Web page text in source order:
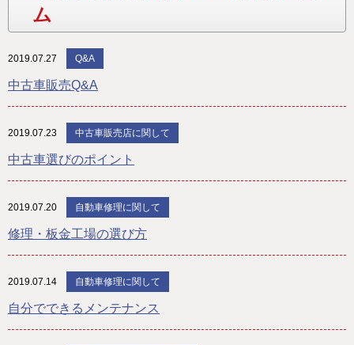
ム
2019.07.27 Q&A
中古車販売Q&A
2019.07.23 中古車販売店に関して
中古車選びのポイント
2019.07.20 自動車修理に関して
修理・板金工場の選び方
2019.07.14 自動車修理に関して
自分でできるメンテナンス